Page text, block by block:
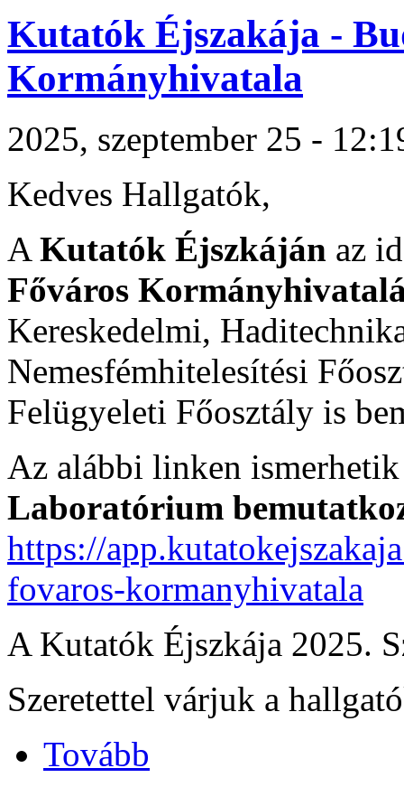
Kutatók Éjszakája -
Kormányhivatala
2025, szeptember 25 -
Kedves Hallgatók,
A Kutatók Éjszkáján az
Főváros
Kereskedelmi,
Nemesfémhitelesítési
Felügyeleti Főosztály is
Az alábbi linken
Laboratórium
https://
fovaros-kormanyhivatala
A Kutatók Éjszkája 2025.
Szeretettel várjuk a
Tovább